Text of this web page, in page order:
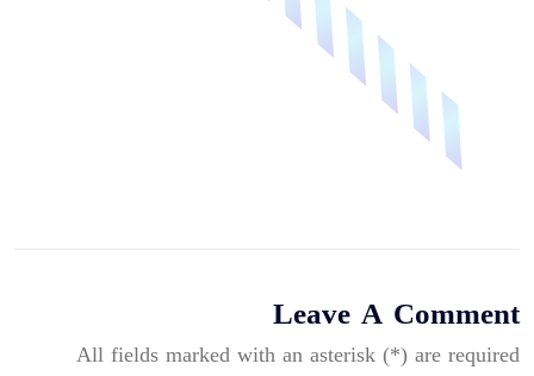
Leave A Comment
All fields marked with an asterisk (*) are required